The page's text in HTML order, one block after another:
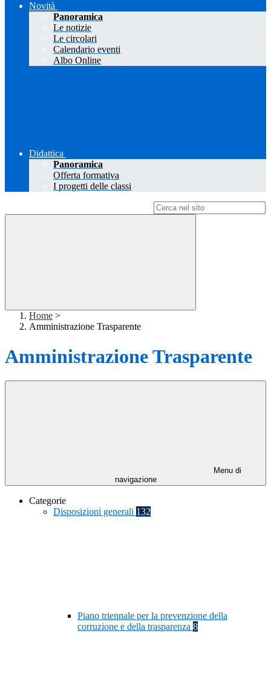
Novità
Panoramica
Le notizie
Le circolari
Calendario eventi
Albo Online
Didattica
Panoramica
Offerta formativa
I progetti delle classi
Home >
Amministrazione Trasparente
Amministrazione Trasparente
Menu di
navigazione
Categorie
Disposizioni generali 132
Piano triennale per la prevenzione della
corruzione e della trasparenza 8